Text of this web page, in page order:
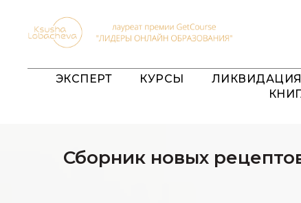
ЭКСПЕРТ КУРСЫ ЛИКВИДАЦИЯ
Сборник новых